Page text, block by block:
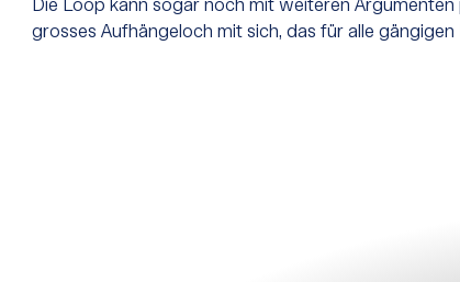
Die Loop kann sogar noch mit weiteren
grosses Aufhängeloch mit sich, das für alle